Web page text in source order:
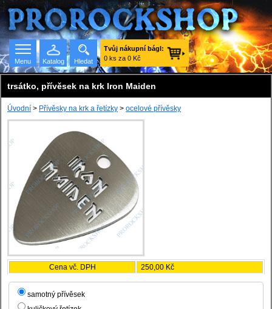
Hledat
Menu
Tvůj nákupní bágl:
0 ks za 0 Kč
trsátko, přívěsek na krk Iron Maiden
Úvodní > Přívěsky na krk a řetízky > ocelové přívěsky
Cena vč. DPH 250,00 Kč
samotný přívěsek
Katalog